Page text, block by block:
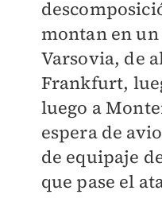
montan en
Varsovia, de
Frankfurt,
luego a
espera de
de equipaje
que pase el